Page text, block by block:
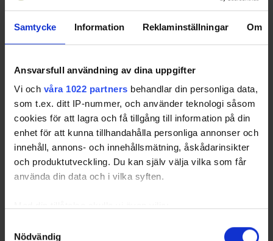
Samtycke Information Reklaminställningar Om
Ansvarsfull användning av dina uppgifter
Vi och våra 1022 partners behandlar din personliga data,
som t.ex. ditt IP-nummer, och använder teknologi såsom
cookies för att lagra och få tillgång till information på din
enhet för att kunna tillhandahålla personliga annonser och
innehåll, annons- och innehållsmätning, åskådarinsikter
och produktutveckling. Du kan själv välja vilka som får
använda din data och i vilka syften.
som kan ha en noggrannhet på upp till flera meter
Nödvändig
Beijer Hockey Games är en del av Euro Hockey Tour och
Finland, Tjeckien och Schweiz. För Tre Kronor herr innebär
det viktiga match…